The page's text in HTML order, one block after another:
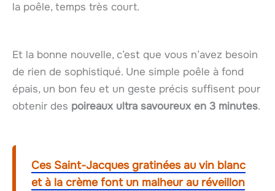
la poêle, temps très court.
Et la bonne nouvelle, c’est que vous n’avez besoin
de rien de sophistiqué. Une simple poêle à fond
épais, un bon feu et un geste précis suffisent pour
obtenir des poireaux ultra savoureux en 3 minutes.
Ces Saint-Jacques gratinées au vin blanc
et à la crème font un malheur au réveillon